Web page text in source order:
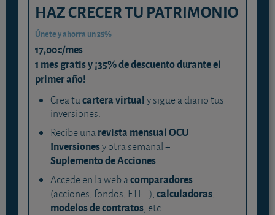
HAZ CRECER TU PATRIMONIO
Únete y ahorra un 35%
17,00€/mes
1 mes gratis y ¡35% de descuento durante el
primer año!
Crea tucartera virtualy sigue a diario tus
inversiones.
Recibe unarevista mensual OCU
Inversionesy otra semanal +
Suplemento de Acciones.
Accede en la web acomparadores
(acciones, fondos, ETF...),calculadoras,
modelos de contratos, etc.